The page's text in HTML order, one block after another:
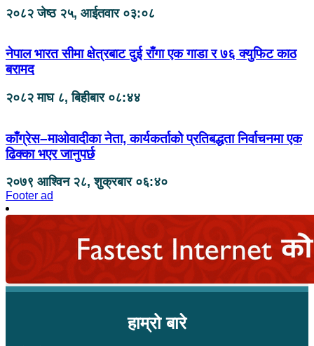
२०८२ जेष्ठ २५, आईतवार ०३:०८
नेपाल भारत सीमा क्षेत्रबाट दुई राँगा एक गाडा र ७६ क्युफिट काठ
बरामद
२०८२ माघ ८, बिहीबार ०८:४४
काँग्रेस–माओवादीका नेता, कार्यकर्ताको प्रतिबद्धता निर्वाचनमा एक
ढिक्का भएर जानुपर्छ
२०७९ आश्विन २८, शुक्रबार ०६:४०
Footer ad
हाम्रो बारे